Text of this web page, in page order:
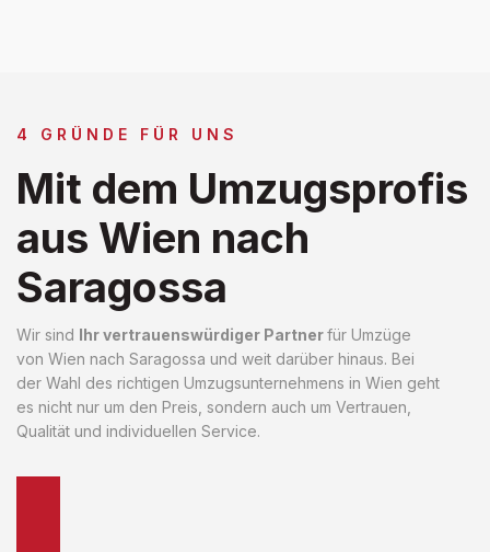
4 GRÜNDE FÜR UNS
Mit dem Umzugsprofis
aus Wien nach
Saragossa
Wir sind Ihr vertrauenswürdiger Partnerfür Umzüge
von Wien nach Saragossa und weit darüber hinaus. Bei
der Wahl des richtigen Umzugsunternehmens in Wien geht
es nicht nur um den Preis, sondern auch um Vertrauen,
Qualität und individuellen Service.